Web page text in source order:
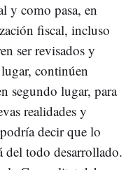
y como pasa, en
fiscal, incluso
ser revisados y
continúen
segundo lugar, para
realidades y
decir que lo
del todo desarrollado.